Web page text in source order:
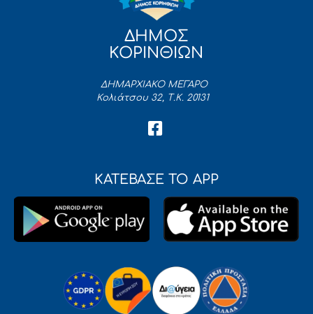
ΔΗΜΟΣ
ΚΟΡΙΝΘΙΩΝ
ΔΗΜΑΡΧΙΑΚΟ ΜΕΓΑΡΟ
Κολιάτσου 32, Τ.Κ. 20131
ΚΑΤΕΒΑΣΕ ΤΟ APP